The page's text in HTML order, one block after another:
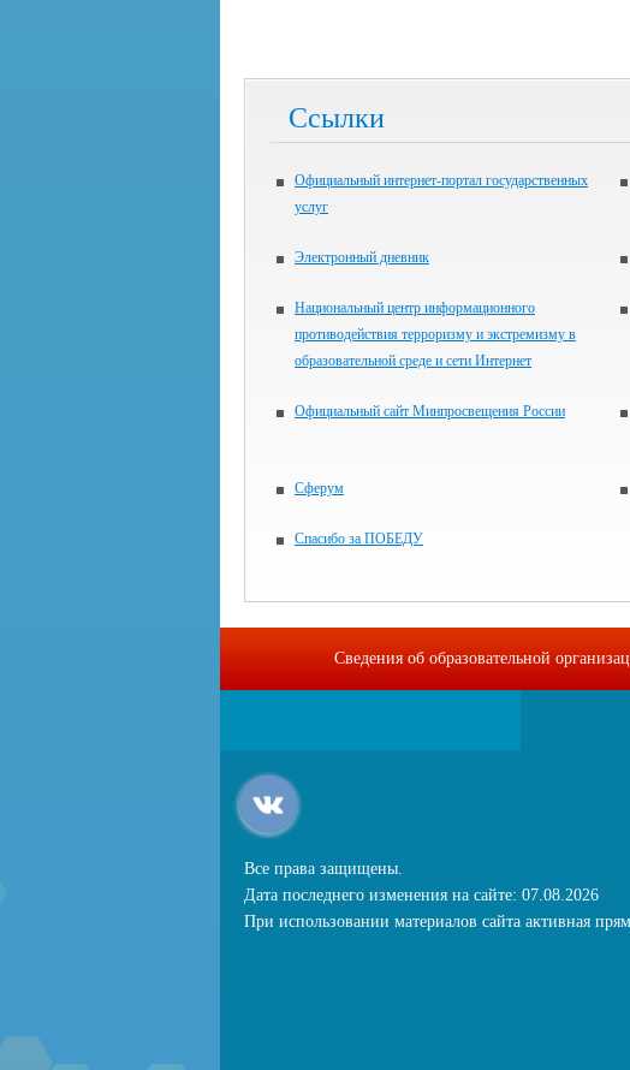
Ссылки
Официальный интернет-портал государственных
услуг
Электронный дневник
Национальный центр информационного
противодействия терроризму и экстремизму в
образовательной среде и сети Интернет
Официальный сайт Минпросвещения России
Сферум
Спасибо за ПОБЕДУ
Сведения об образовательной
Все права защищены.
Дата последнего изменения на сайте: 07.08.2026
При использовании материалов сайта активная